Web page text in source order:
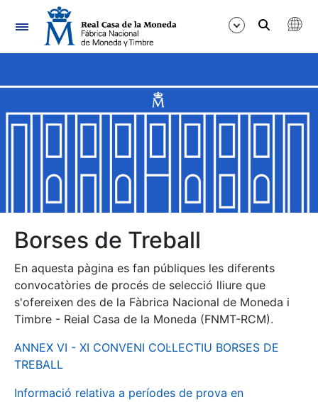
Navegació
Mostra/Amaga
Mostra/Amaga
Mostra/Amaga
Mostra/Amaga
Mostra/Amaga
Borses de Treball
En aquesta pàgina es fan públiques les diferents
convocatòries de procés de selecció lliure que
s'ofereixen des de la Fàbrica Nacional de Moneda i
Timbre - Reial Casa de la Moneda (FNMT-RCM).
ANNEX VI - XI CONVENI COL·LECTIU BORSES DE
TREBALL
Informació relativa a períodes de prova en